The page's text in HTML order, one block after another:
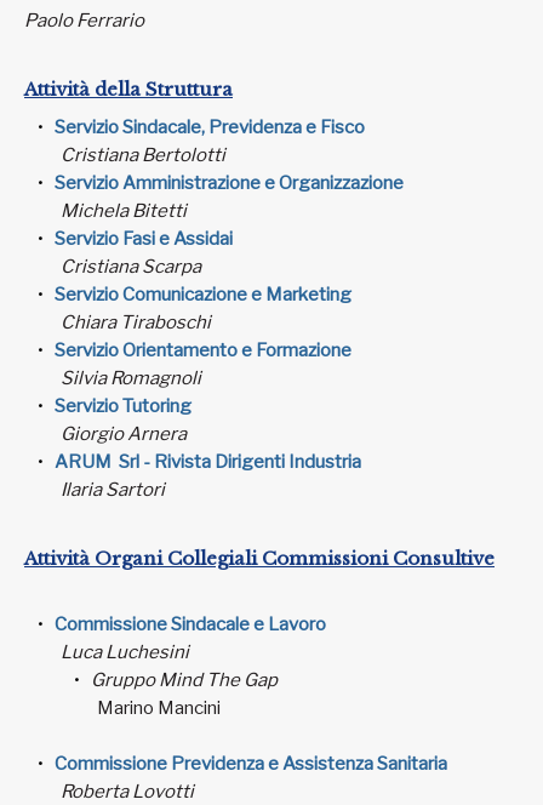
Paolo Ferrario
Attività della Struttura
Servizio Sindacale, Previdenza e Fisco
Cristiana Bertolotti
Servizio Amministrazione e Organizzazione
Michela Bitetti
Servizio Fasi e Assidai
Cristiana Scarpa
Servizio Comunicazione e Marketing
Chiara Tiraboschi
Servizio Orientamento e Formazione
Silvia Romagnoli
Servizio Tutoring
Giorgio Arnera
ARUM Srl - Rivista Dirigenti Industria
Ilaria Sartori
Attività Organi Collegiali Commissioni Consultive
Commissione Sindacale e Lavoro
Luca Luchesini
Gruppo Mind The Gap
Marino Mancini
Commissione Previdenza e Assistenza Sanitaria
Roberta Lovotti